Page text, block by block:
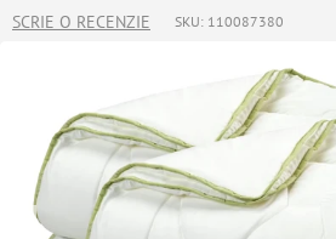
SCRIE O RECENZIE SKU: 110087380